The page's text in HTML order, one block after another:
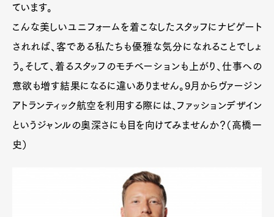
ています。
こんな美しいユニフォームを着こなしたスタッフにナビゲート
されれば、客である私たちも優雅な気分になれることでしょ
う。そして、着るスタッフのモチベーションも上がり、仕事への
意欲も増す結果になるに違いありません。9月からヴァージン
アトランティック航空を利用する際には、ファッションデザイン
というジャンルの奥深さにも目を向けてみませんか？（高橋一
史）